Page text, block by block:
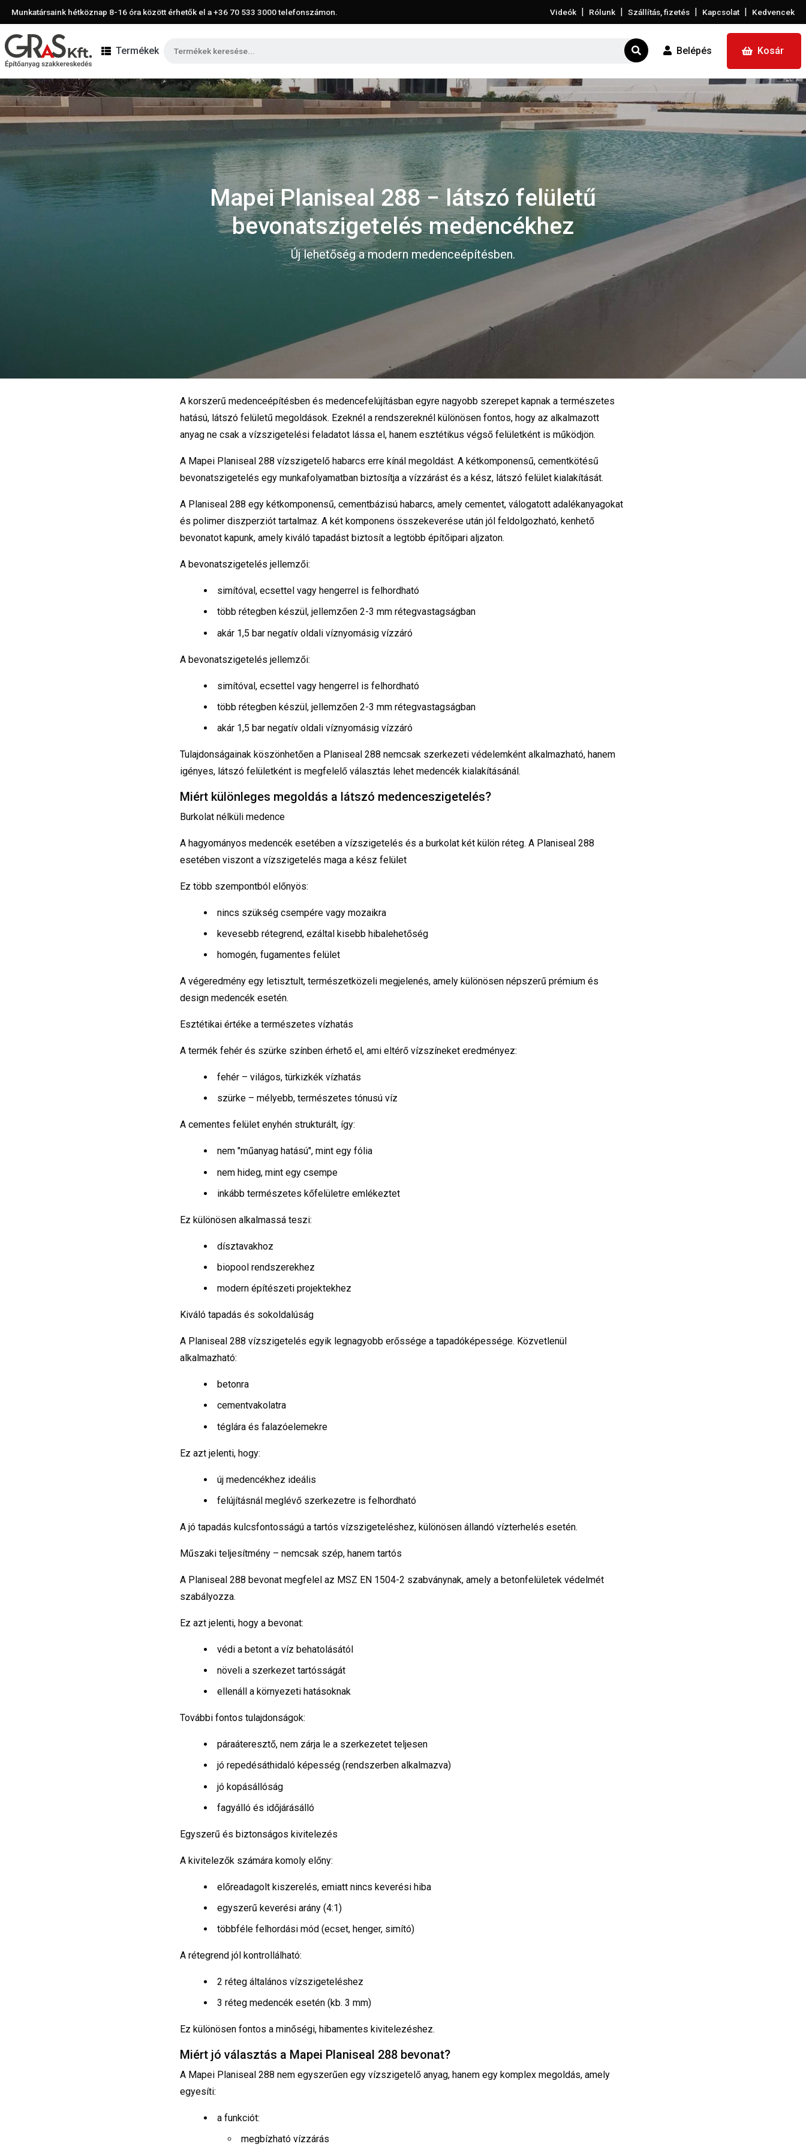
Munkatársaink hétköznap 8-16 óra között érhetők el a+36 70 533 3000telefonszámon. Videók | Rólunk | Szállítás, fizetés | Kapcsolat | Kedvencek
Termékek Belépés Kosár
Mapei Planiseal 288 − látszó felületű
bevonatszigetelés medencékhez
Új lehetőség a modern medenceépítésben.
A korszerű medenceépítésben és medencefelújításban egyre nagyobb szerepet kapnak a természetes
hatású, látszó felületű megoldások. Ezeknél a rendszereknél különösen fontos, hogy az alkalmazott
anyag ne csak a vízszigetelési feladatot lássa el, hanem esztétikus végső felületként is működjön.
A Mapei Planiseal 288 vízszigetelő habarcs erre kínál megoldást. A kétkomponensű, cementkötésű
bevonatszigetelés egy munkafolyamatban biztosítja a vízzárást és a kész, látszó felület kialakítását.
A Planiseal 288 egy kétkomponensű, cementbázisú habarcs, amely cementet, válogatott adalékanyagokat
és polimer diszperziót tartalmaz. A két komponens összekeverése után jól feldolgozható, kenhető
bevonatot kapunk, amely kiváló tapadást biztosít a legtöbb építőipari aljzaton.
A bevonatszigetelés jellemzői:
simítóval, ecsettel vagy hengerrel is felhordható
több rétegben készül, jellemzően 2-3 mm rétegvastagságban
akár 1,5 bar negatív oldali víznyomásig vízzáró
A bevonatszigetelés jellemzői:
simítóval, ecsettel vagy hengerrel is felhordható
több rétegben készül, jellemzően 2-3 mm rétegvastagságban
akár 1,5 bar negatív oldali víznyomásig vízzáró
Tulajdonságainak köszönhetően a Planiseal 288 nemcsak szerkezeti védelemként alkalmazható, hanem
igényes, látszó felületként is megfelelő választás lehet medencék kialakításánál.
Miért különleges megoldás a látszó medenceszigetelés?
Burkolat nélküli medence
A hagyományos medencék esetében a vízszigetelés és a burkolat két külön réteg. A Planiseal 288
esetében viszont a vízszigetelés maga a kész felület
Ez több szempontból előnyös:
nincs szükség csempére vagy mozaikra
kevesebb rétegrend, ezáltal kisebb hibalehetőség
homogén, fugamentes felület
A végeredmény egy letisztult, természetközeli megjelenés, amely különösen népszerű prémium és
design medencék esetén.
Esztétikai értéke a természetes vízhatás
A termék fehér és szürke színben érhető el, ami eltérő vízszíneket eredményez:
fehér – világos, türkizkék vízhatás
szürke – mélyebb, természetes tónusú víz
A cementes felület enyhén strukturált, így:
nem "műanyag hatású", mint egy fólia
nem hideg, mint egy csempe
inkább természetes kőfelületre emlékeztet
Ez különösen alkalmassá teszi:
dísztavakhoz
biopool rendszerekhez
modern építészeti projektekhez
Kiváló tapadás és sokoldalúság
A Planiseal 288 vízszigetelés egyik legnagyobb erőssége a tapadóképessége. Közvetlenül
alkalmazható:
betonra
cementvakolatra
téglára és falazóelemekre
Ez azt jelenti, hogy:
új medencékhez ideális
felújításnál meglévő szerkezetre is felhordható
A jó tapadás kulcsfontosságú a tartós vízszigeteléshez, különösen állandó vízterhelés esetén.
Műszaki teljesítmény – nemcsak szép, hanem tartós
A Planiseal 288 bevonat megfelel az MSZ EN 1504-2 szabványnak, amely a betonfelületek védelmét
szabályozza.
Ez azt jelenti, hogy a bevonat:
védi a betont a víz behatolásától
növeli a szerkezet tartósságát
ellenáll a környezeti hatásoknak
További fontos tulajdonságok:
páraáteresztő, nem zárja le a szerkezetet teljesen
jó repedésáthidaló képesség (rendszerben alkalmazva)
jó kopásállóság
fagyálló és időjárásálló
Egyszerű és biztonságos kivitelezés
A kivitelezők számára komoly előny:
előreadagolt kiszerelés, emiatt nincs keverési hiba
egyszerű keverési arány (4:1)
többféle felhordási mód (ecset, henger, simító)
A rétegrend jól kontrollálható:
2 réteg általános vízszigeteléshez
3 réteg medencék esetén (kb. 3 mm)
Ez különösen fontos a minőségi, hibamentes kivitelezéshez.
Miért jó választás a Mapei Planiseal 288 bevonat?
A Mapei Planiseal 288 nem egyszerűen egy vízszigetelő anyag, hanem egy komplex megoldás, amely
egyesíti:
a funkciót:
megbízható vízzárás